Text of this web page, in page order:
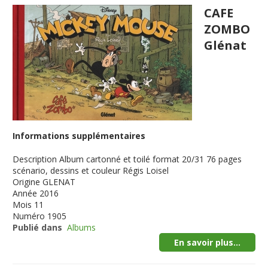
CAFE
ZOMBO
Glénat
Informations supplémentaires
Description Album cartonné et toilé format 20/31 76 pages
scénario, dessins et couleur Régis Loisel
Origine GLENAT
Année 2016
Mois 11
Numéro 1905
Publié dans Albums
En savoir plus...